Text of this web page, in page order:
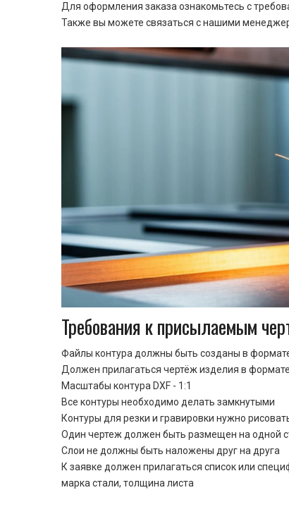
Для оформления заказа ознакомьтесь с
Также вы можете связаться с нашими
Требования к присылаемым
Файлы контура должны быть созданы в
Должен прилагаться чертёж изделия в формате
Масштабы контура DXF - 1:1
Все контуры необходимо делать замкнутыми
Контуры для резки и гравировки нужно
Один чертеж должен быть размещен на одной
Cлои не должны быть наложены друг на друга
К заявке должен прилагаться список или
марка стали, толщина листа